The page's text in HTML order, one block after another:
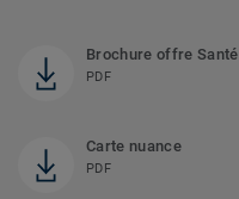
Brochure offre Santé
PDF
Carte nuance
PDF